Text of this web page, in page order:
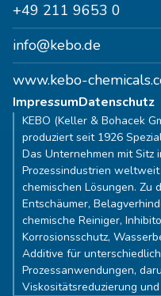
+49 211 9653 0
info@kebo.de
www.kebo-
ImpressumDatenschutz
KEBO (Keller & Bohacek
produziert seit 1926
Das Unternehmen mit
Prozessindustrien
chemischen Lösungen. Zu
Entschäumer,
chemische Reiniger,
Korrosionsschutz,
Additive für
Prozessanwendungen,
Viskositätsreduzierung